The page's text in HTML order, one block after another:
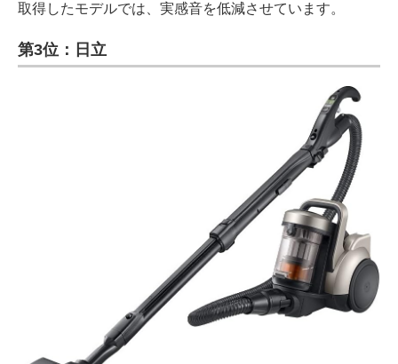
取得したモデルでは、実感音を低減させています。
第3位：日立